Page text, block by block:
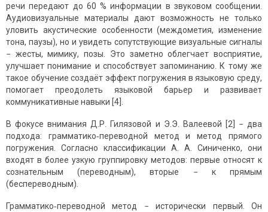
речи передают до 60 % информации в звуковом сообщении.
Аудиовизуальные материалы дают возможность не только
уловить акустические особенности (междометия, изменение
тона, паузы), но и увидеть сопутствующие визуальные сигналы
− жесты, мимику, позы. Это заметно облегчает восприятие,
улучшает понимание и способствует запоминанию. К тому же
такое обучение создаёт эффект погружения в языковую среду,
помогает преодолеть языковой барьер и развивает
коммуникативные навыки [4].
В фокусе внимания Д.Р. Гилязовой и Э.Э. Валеевой [2] − два
подхода: грамматико‑переводной метод и метод прямого
погружения. Согласно классификации А. А. Синиченко, они
входят в более узкую группировку методов: первые относят к
сознательным (переводным), вторые − к прямым
(беспереводным).
Грамматико‑переводной метод − исторически первый. Он